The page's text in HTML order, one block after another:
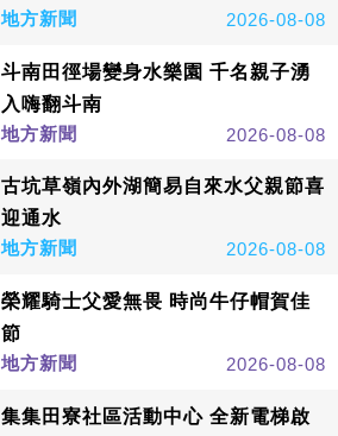
地方新聞
2026-08-08
斗南田徑場變身水樂園 千名親子湧
入嗨翻斗南
地方新聞
2026-08-08
古坑草嶺內外湖簡易自來水父親節喜
迎通水
地方新聞
2026-08-08
榮耀騎士父愛無畏 時尚牛仔帽賀佳
節
地方新聞
2026-08-08
集集田寮社區活動中心 全新電梯啟